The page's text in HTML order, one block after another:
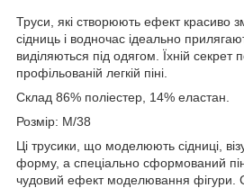
Труси, які створюють ефект красиво
сідниць і водночас ідеально
виділяються під одягом. Їхній секрет
профільованій легкій піні.
Склад 86% поліестер, 14% еластан.
Розмір: M/38
Ці трусики, що моделюють сідниці,
форму, а спеціально сформований
чудовий ефект моделювання фігури.